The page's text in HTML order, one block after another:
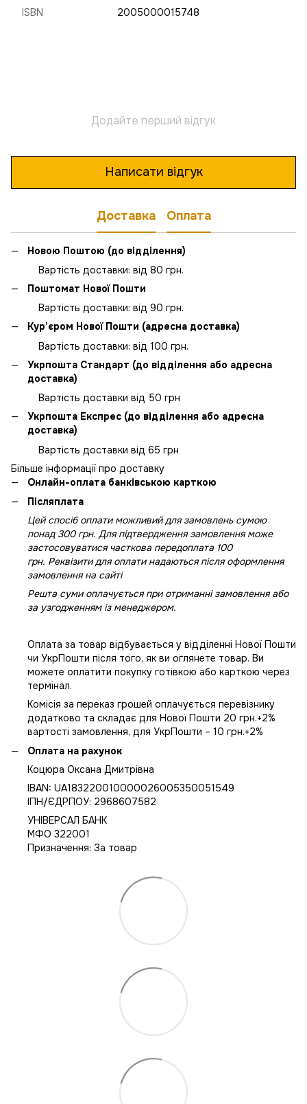
ISBN 2005000015748
Додайте перший відгук
Написати відгук
Доставка Оплата
Новою Поштою (до відділення)
Вартість доставки: від 80 грн.
Поштомат Нової Пошти
Вартість доставки: від 90 грн.
Кур’єром Нової Пошти (адресна доставка)
Вартість доставки: від 100 грн.
Укрпошта Стандарт (до відділення або адресна
доставка)
Вартість доставки від 50 грн
Укрпошта Експрес (до відділення або адресна
доставка)
Вартість доставки від 65 грн
Більше інформації про доставку
Онлайн-оплата банківською карткою
Післяплата
Цей спосіб оплати можливий для замовлень сумою
понад 300 грн. Для підтвердження замовлення може
застосовуватися часткова передоплата 100
грн. Реквізити для оплати надаються після оформлення
замовлення на сайті
Решта суми оплачується при отриманні замовлення або
за узгодженням із менеджером.
Оплата за товар відбувається у відділенні Нової Пошти
чи УкрПошти після того, як ви оглянете товар. Ви
можете оплатити покупку готівкою або карткою через
термінал.
Комісія за переказ грошей оплачується перевізнику
додатково та складає для Нової Пошти 20 грн.+2%
вартості замовлення, для УкрПошти – 10 грн.+2%
Оплата на рахунок
Коцюра Оксана Дмитрівна
IBAN: UA183220010000026005350051549
IПН/ЄДРПОУ: 2968607582
УНІВЕРСАЛ БАНК
МФО 322001
Призначення: За товар